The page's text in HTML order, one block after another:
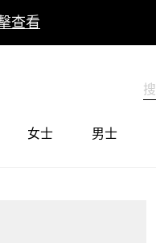
查看
女士 男士